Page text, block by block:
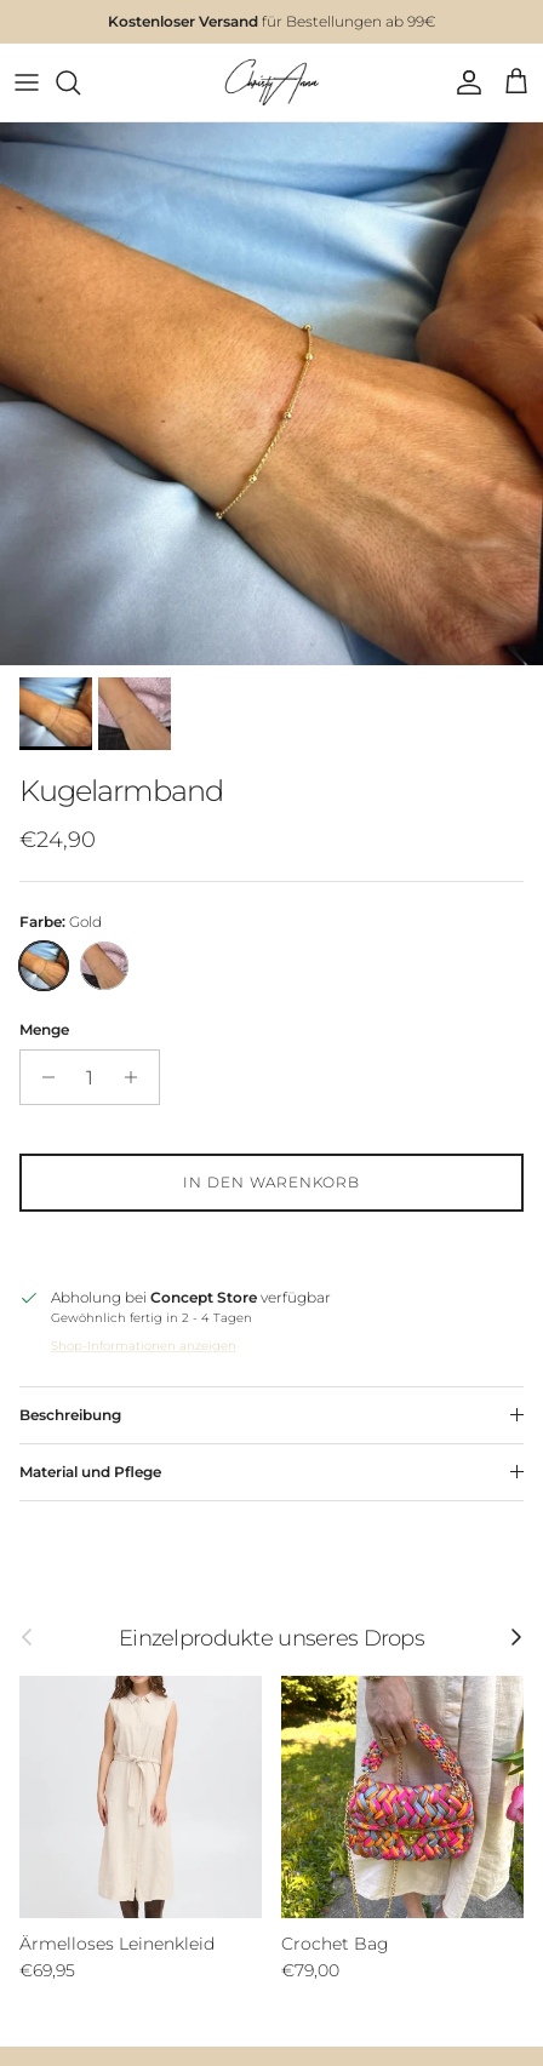
Kostenloser Versand für Bestellungen ab 99€
Kugelarmband
€24,90
Farbe: Gold
Menge
IN DEN WARENKORB
Abholung bei Concept Store verfügbar
Gewöhnlich fertig in 2 - 4 Tagen
Shop-Informationen anzeigen
Beschreibung
Material und Pflege
Einzelprodukte unseres Drops
Ärmelloses Leinenkleid
€69,95
Crochet Bag
€79,00